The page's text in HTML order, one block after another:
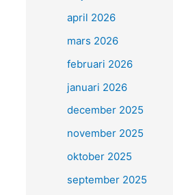
april 2026
mars 2026
februari 2026
januari 2026
december 2025
november 2025
oktober 2025
september 2025